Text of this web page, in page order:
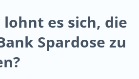
lohnt es sich, die
Spardose zu